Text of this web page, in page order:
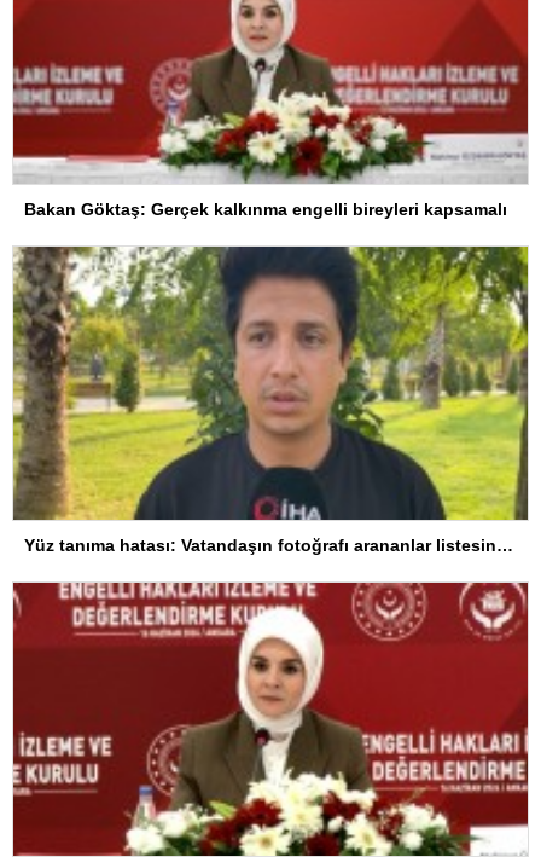
Bakan Göktaş: Gerçek kalkınma engelli bireyleri kapsamalı
Yüz tanıma hatası: Vatandaşın fotoğrafı arananlar listesine eklendi